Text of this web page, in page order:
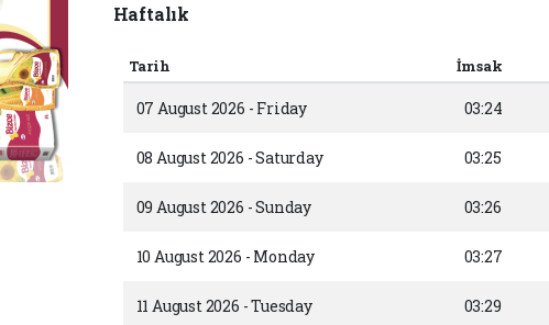
Haftalık
Tarih İmsak
07 August 2026 - Friday 03:24
08 August 2026 - Saturday 03:25
09 August 2026 - Sunday 03:26
10 August 2026 - Monday 03:27
11 August 2026 - Tuesday 03:29